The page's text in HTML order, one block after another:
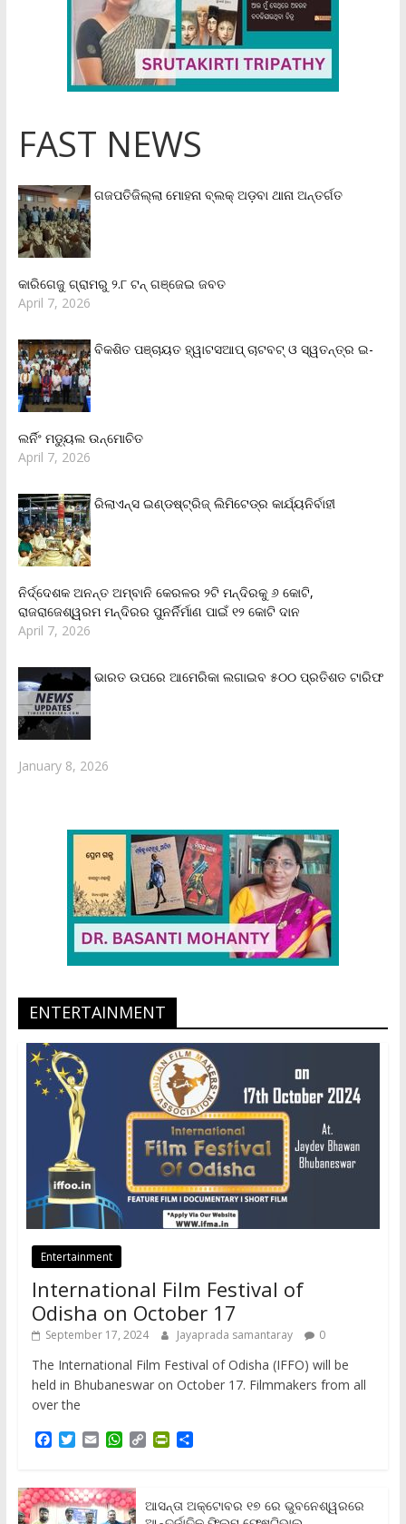
FAST NEWS
ଗଜପତିଜିଲ୍ଲା ମୋହନା ବ୍ଲକ୍‌ ଅଡ଼ବା ଥାନା ଅନ୍ତର୍ଗତ
କାରିଗେଜୁ ଗ୍ରାମରୁ ୨.୮ ଟନ୍ ଗଞ୍ଜେଇ ଜବତ
April 7, 2026
ବିକଶିତ ପଞ୍ଚାୟତ ହ୍ୱାଟସଆପ୍ ଚାଟବଟ୍ ଓ ସ୍ୱତନ୍ତ୍ର ଇ-
ଲର୍ନିଂ ମଡ୍ୟୁଲ ଉନ୍ମୋଚିତ
April 7, 2026
ରିଲାଏନ୍‌ସ ଇଣ୍ଡଷ୍ଟ୍ରିଜ୍ ଲିମିଟେଡ୍‌ର କାର୍ଯ୍ୟନିର୍ବାହୀ
ନିର୍ଦ୍ଦେଶକ ଅନନ୍ତ ଅମ୍ବାନି କେରଳର ୨ଟି ମନ୍ଦିରକୁ ୬ କୋଟି,
ରାଜରାଜେଶ୍ୱରମ ମନ୍ଦିରର ପୁନର୍ନିର୍ମାଣ ପାଇଁ ୧୨ କୋଟି ଦାନ
April 7, 2026
ଭାରତ ଉପରେ ଆମେରିକା ଲଗାଇବ ୫୦୦ ପ୍ରତିଶତ ଟାରିଫ
January 8, 2026
ENTERTAINMENT
Entertainment
International Film Festival of
Odisha on October 17
September 17, 2024 Jayaprada samantaray 0
The International Film Festival of Odisha (IFFO) will be
held in Bhubaneswar on October 17. Filmmakers from all
over the
F
e
b
T
t
t
E
i
l
W
t
s
C
L
P
t
S
e
ଆସନ୍ତା ଅକ୍ଟୋବର ୧୭ ରେ ଭୁବନେଶ୍ୱରରେ